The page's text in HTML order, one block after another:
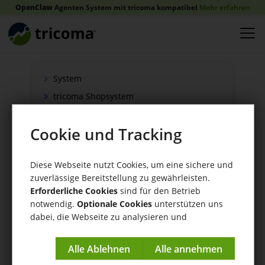
OpenClawAgenten System mit tricoma kompatibel Mehr erfahren
System
tricoma Shopsystem
Verkauf
Zahlung
Versand
WaWi/CRM
CRM Tools
Cookie und Tracking
Diese Webseite nutzt Cookies, um eine sichere und
zuverlässige Bereitstellung zu gewährleisten.
Erforderliche Cookies sind für den Betrieb
notwendig. Optionale Cookies unterstützen uns
dabei, die Webseite zu analysieren und
Impressum| Datenschutzerklärung